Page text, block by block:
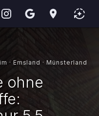
· Emsland · Münsterland
ohne